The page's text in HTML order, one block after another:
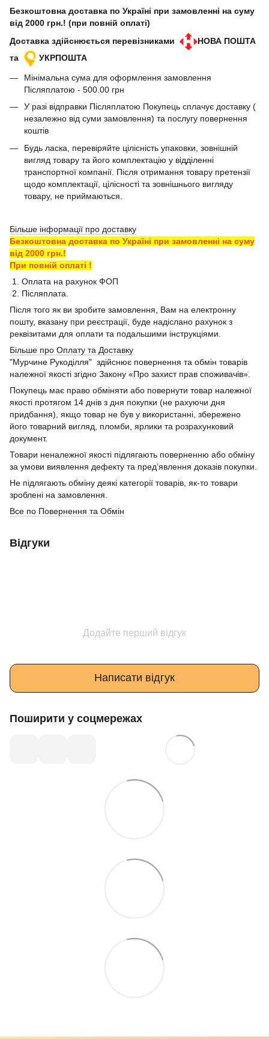
Безкоштовна доставка по Україні при замовленні на суму
від 2000 грн.! (при повній оплаті)
Доставка здійснюється перевізниками
НОВА ПОШТА
та
УКРПОШТА
Мінімальна сума для оформлення замовлення
Післяплатою - 500.00 грн
У разі відправки Післяплатою Покупець сплачує доставку (
незалежно від суми замовлення) та послугу повернення
коштів
Будь ласка, перевіряйте цілісність упаковки, зовнішній
вигляд товару та його комплектацію у відділенні
транспортної компанії. Після отримання товару претензії
щодо комплектації, цілісності та зовнішнього вигляду
товару, не приймаються.
Більше інформації про доставку
Безкоштовна доставка по Україні при замовленні на суму
від 2000 грн.!
При повній оплаті !
1. Оплата на рахунок ФОП
2. Післяплата.
Після того як ви зробите замовлення, Вам на електронну
пошту, вказану при реєстрації, буде надіслано рахунок з
реквізитами для оплати та подальшими інструкціями.
Більше про Оплату та Доставку
"Мурчине Рукоділля" здійснює повернення та обмін товарів
належної якості згідно Закону «Про захист прав споживачів».
Покупець має право обміняти або повернути товар належної
якості протягом 14 днів з дня покупки (не рахуючи дня
придбання), якщо товар не був у використанні, збережено
його товарний вигляд, пломби, ярлики та розрахунковий
документ.
Товари неналежної якості підлягають поверненню або обміну
за умови виявлення дефекту та пред’явлення доказів покупки.
Не підлягають обміну деякі категорії товарів, як-то товари
зроблені на замовлення.
Все по Повернення та Обмін
Відгуки
Додайте перший відгук
Написати відгук
Поширити у соцмережах